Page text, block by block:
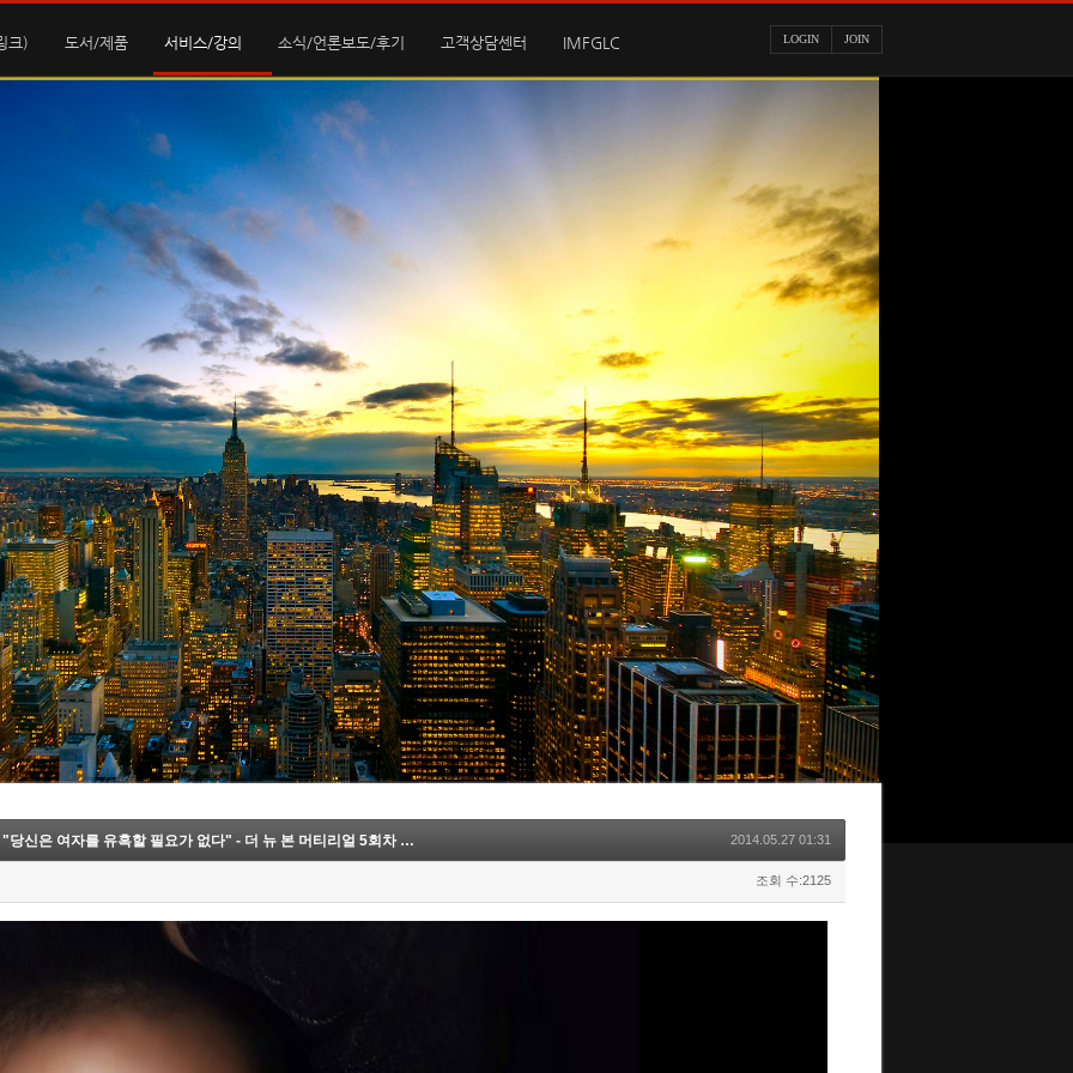
LOGIN JOIN
크) 도서/제품 서비스/강의 소식/언론보도/후기 고객상담센터 IMFGLC
[5월 31일 토요일] 완전히 새롭게 더 강력하게, "당신은 여자를 유혹할 필요가 없다" - 더 뉴 본 머티리얼 5회차 개최 (잔여 3석) 2014.05.27 01:31
조회 수:2125